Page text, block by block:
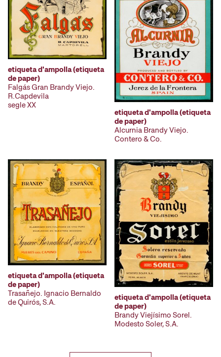
etiqueta d'ampolla (etiqueta
de paper)
Falgás Gran Brandy Viejo.
R.Capdevila
segle XX
etiqueta d'ampolla (etiqueta
de paper)
Alcurnia Brandy Viejo.
Contero & Co.
etiqueta d'ampolla (etiqueta
de paper)
Trasañejo. Ignacio Bernaldo
de Quirós, S.A.
etiqueta d'ampolla (etiqueta
de paper)
Brandy Viejísimo Sorel.
Modesto Soler, S.A.